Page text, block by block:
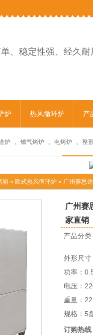
、稳定性强、经久耐
炉 热风循环炉 产
炉 、 燃气烤炉 、 电烤炉 、 整
箱 » 欧式热风循环炉 » 广州赛思
广州赛
家直销
产品分
外形尺
功率：
电压：
重量：
规格：5
订购热线